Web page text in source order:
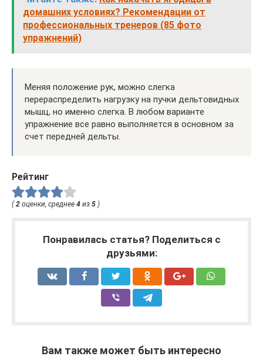
домашних условиях? Рекомендации от
профессиональных тренеров (85 фото
упражнений)
Меняя положение рук, можно слегка
перераспределить нагрузку на пучки дельтовидных
мышц, но именно слегка. В любом варианте
упражнение все равно выполняется в основном за
счет передней дельты.
Рейтинг
( 2 оценки, среднее 4 из 5 )
Понравилась статья? Поделиться с
друзьями:
Вам также может быть интересно